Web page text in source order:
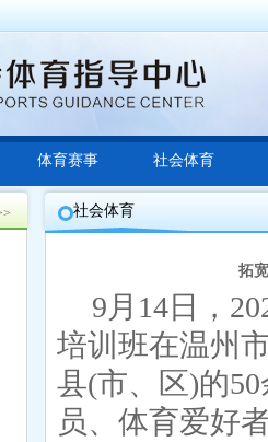
体育赛事 社会体育
社会体育
拓
9月14日，
培训班在温州
县(市、区)的
员、体育爱好